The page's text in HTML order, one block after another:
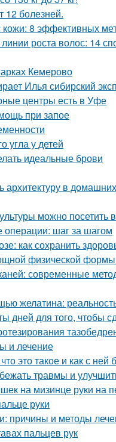
12 болезней.
кожи: 8 эффективных
роста волос: 14
Кемерово
Илья сибирский
центры есть в Уфе
при запое
угла у детей
идеальные брови
архитектуру в
можно посетить
операции: шаг за шагом
как сохранить
физической
современные
желатина:
дней для того, чтобы
и лечение
это такое и как с ней
травмы и
на мизинце руки на
руки
причины и методы
пальцев рук